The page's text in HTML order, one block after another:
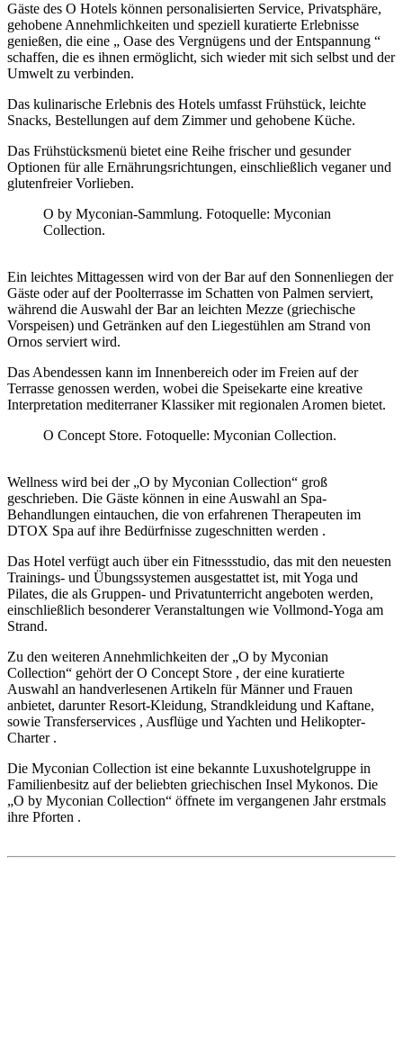
Gäste des O Hotels können personalisierten Service, Privatsphäre,
gehobene Annehmlichkeiten und speziell kuratierte Erlebnisse
genießen, die eine „ Oase des Vergnügens und der Entspannung “
schaffen, die es ihnen ermöglicht, sich wieder mit sich selbst und der
Umwelt zu verbinden.
Das kulinarische Erlebnis des Hotels umfasst Frühstück, leichte
Snacks, Bestellungen auf dem Zimmer und gehobene Küche.
Das Frühstücksmenü bietet eine Reihe frischer und gesunder
Optionen für alle Ernährungsrichtungen, einschließlich veganer und
glutenfreier Vorlieben.
O by Myconian-Sammlung. Fotoquelle: Myconian
Collection.
Ein leichtes Mittagessen wird von der Bar auf den Sonnenliegen der
Gäste oder auf der Poolterrasse im Schatten von Palmen serviert,
während die Auswahl der Bar an leichten Mezze (griechische
Vorspeisen) und Getränken auf den Liegestühlen am Strand von
Ornos serviert wird.
Das Abendessen kann im Innenbereich oder im Freien auf der
Terrasse genossen werden, wobei die Speisekarte eine kreative
Interpretation mediterraner Klassiker mit regionalen Aromen bietet.
O Concept Store. Fotoquelle: Myconian Collection.
Wellness wird bei der „O by Myconian Collection“ groß
geschrieben. Die Gäste können in eine Auswahl an Spa-
Behandlungen eintauchen, die von erfahrenen Therapeuten im
DTOX Spa auf ihre Bedürfnisse zugeschnitten werden .
Das Hotel verfügt auch über ein Fitnessstudio, das mit den neuesten
Trainings- und Übungssystemen ausgestattet ist, mit Yoga und
Pilates, die als Gruppen- und Privatunterricht angeboten werden,
einschließlich besonderer Veranstaltungen wie Vollmond-Yoga am
Strand.
Zu den weiteren Annehmlichkeiten der „O by Myconian
Collection“ gehört der O Concept Store , der eine kuratierte
Auswahl an handverlesenen Artikeln für Männer und Frauen
anbietet, darunter Resort-Kleidung, Strandkleidung und Kaftane,
sowie Transferservices , Ausflüge und Yachten und Helikopter-
Charter .
Die Myconian Collection ist eine bekannte Luxushotelgruppe in
Familienbesitz auf der beliebten griechischen Insel Mykonos. Die
„O by Myconian Collection“ öffnete im vergangenen Jahr erstmals
ihre Pforten .